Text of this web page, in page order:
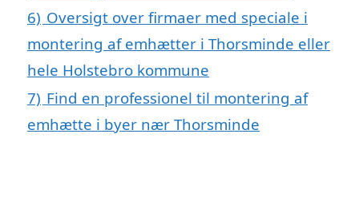
6) Oversigt over firmaer med speciale i
montering af emhætter i Thorsminde eller
hele Holstebro kommune
7) Find en professionel til montering af
emhætte i byer nær Thorsminde